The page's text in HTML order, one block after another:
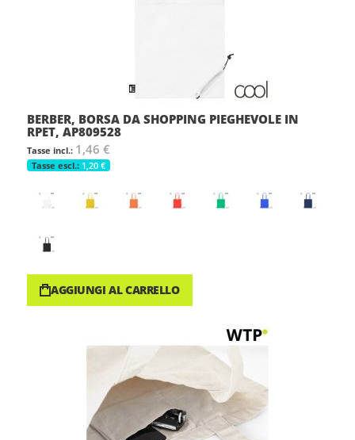
BERBER, BORSA DA SHOPPING PIEGHEVOLE IN
RPET, AP809528
1,46 €
1,20 €
AGGIUNGI AL CARRELLO